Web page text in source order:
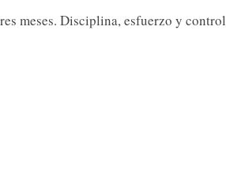
meses. Disciplina, esfuerzo y control